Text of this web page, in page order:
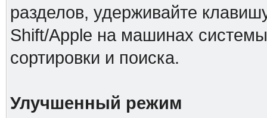
разделов, удерживайте
Shift/Apple на машинах
сортировки и поиска.
Улучшенный режим